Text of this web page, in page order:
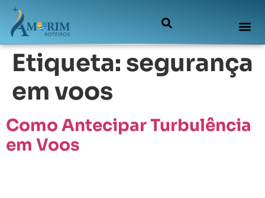
Etiqueta: segurança
em voos
Como Antecipar Turbulência
em Voos